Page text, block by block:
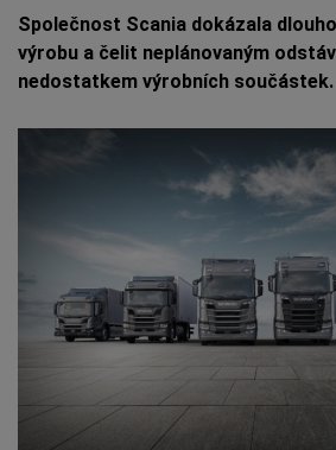
Společnost Scania dokázala
výrobu a čelit neplánovaným
nedostatkem výrobních součástek.